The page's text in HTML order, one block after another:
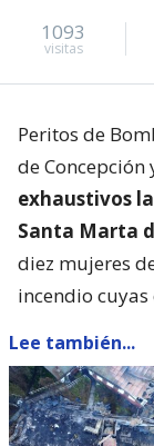
1093
visitas
Peritos de
de Concepción
exhaustivos
Santa Marta
diez mujeres
incendio
Lee también...